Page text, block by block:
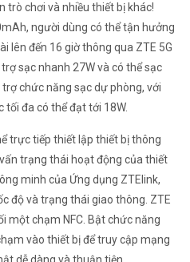
trò chơi và nhiều thiết bị khác!
người dùng có thể tận hưởng
lên đến 16 giờ thông qua ZTE 5G
sạc nhanh 27W và có thể sạc
chức năng sạc dự phòng, với
đa có thể đạt tới 18W.
trực tiếp thiết lập thiết bị thông
trạng thái hoạt động của thiết
minh của Ứng dụng ZTElink,
độ và trạng thái giao thông. ZTE
một chạm NFC. Bật chức năng
vào thiết bị để truy cập mạng